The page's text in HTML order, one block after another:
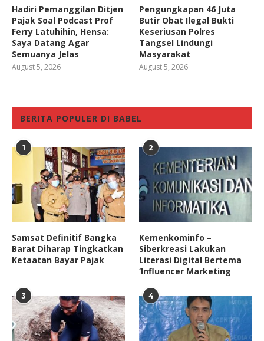
Hadiri Pemanggilan Ditjen
Pajak Soal Podcast Prof
Ferry Latuhihin, Hensa:
Saya Datang Agar
Semuanya Jelas
August 5, 2026
Pengungkapan 46 Juta
Butir Obat Ilegal Bukti
Keseriusan Polres
Tangsel Lindungi
Masyarakat
August 5, 2026
BERITA POPULER DI BABEL
1
Samsat Definitif Bangka
Barat Diharap Tingkatkan
Ketaatan Bayar Pajak
2
Kemenkominfo –
Siberkreasi Lakukan
Literasi Digital Bertema
‘Influencer Marketing
3 4